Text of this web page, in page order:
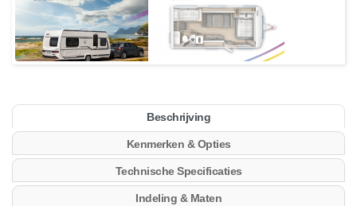
Beschrijving
Kenmerken & Opties
Technische Specificaties
Indeling & Maten